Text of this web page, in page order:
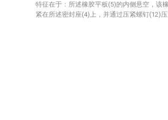
特征在于：所述橡胶平板(5)的内侧悬空，该
紧在所述密封座(4)上，并通过压紧螺钉(12)压